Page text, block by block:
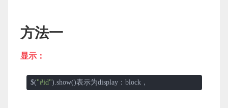
方法一
显示：
$("#id").show()表示为display：block，